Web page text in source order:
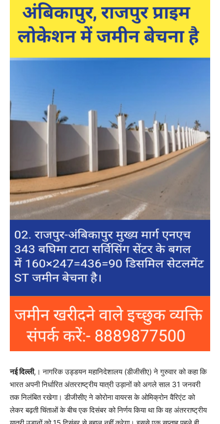
नई दिल्ली,। नागरिक उड्डयन महानिदेशालय (डीजीसीए) ने गुरुवार को कहा कि
भारत अपनी निर्धारित अंतरराष्ट्रीय यात्री उड़ानों को अगले साल 31 जनवरी
तक निलंबित रखेगा। डीजीसीए ने कोरोना वायरस के ओमिक्रोन वैरिएंट को
लेकर बढ़ती चिंताओं के बीच एक दिसंबर को निर्णय किया था कि वह अंतरराष्ट्रीय